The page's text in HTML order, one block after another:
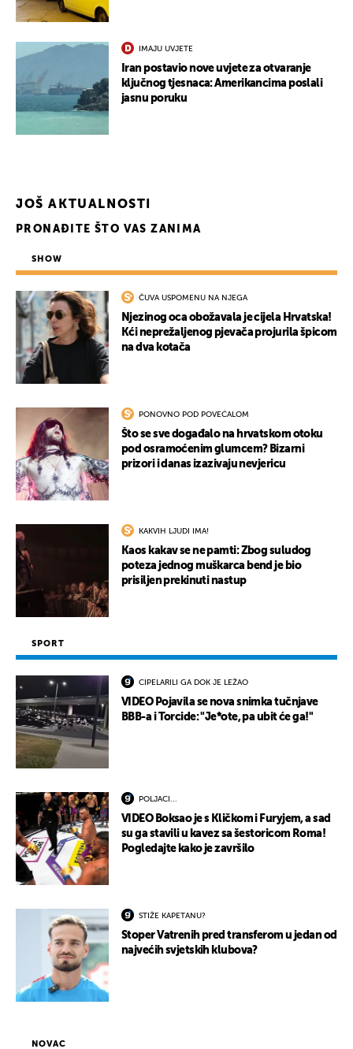
IMAJU UVJETE
Iran postavio nove uvjete za otvaranje
ključnog tjesnaca: Amerikancima poslali
jasnu poruku
JOŠ AKTUALNOSTI
PRONAĐITE ŠTO VAS ZANIMA
SHOW
ČUVA USPOMENU NA NJEGA
Njezinog oca obožavala je cijela Hrvatska!
Kći neprežaljenog pjevača projurila špicom
na dva kotača
PONOVNO POD POVEĆALOM
Što se sve događalo na hrvatskom otoku
pod osramoćenim glumcem? Bizarni
prizori i danas izazivaju nevjericu
KAKVIH LJUDI IMA!
Kaos kakav se ne pamti: Zbog suludog
poteza jednog muškarca bend je bio
prisiljen prekinuti nastup
SPORT
CIPELARILI GA DOK JE LEŽAO
VIDEO Pojavila se nova snimka tučnjave
BBB-a i Torcide: "Je*ote, pa ubit će ga!"
POLJACI...
VIDEO Boksao je s Kličkom i Furyjem, a sad
su ga stavili u kavez sa šestoricom Roma!
Pogledajte kako je završilo
STIŽE KAPETANU?
Stoper Vatrenih pred transferom u jedan od
najvećih svjetskih klubova?
NOVAC